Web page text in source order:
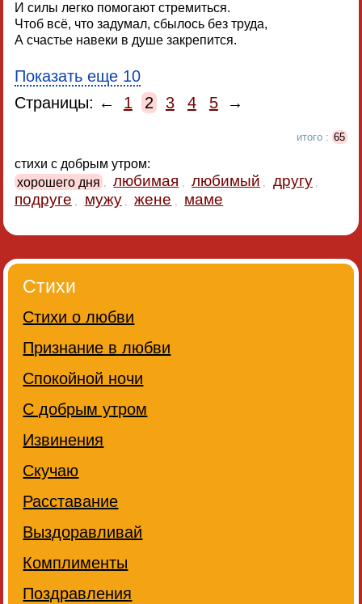
И силы легко помогают стремиться.
Чтоб всё, что задумал, сбылось без труда,
А счастье навеки в душе закрепится.
Показать еще 10
Страницы: ←
1 2 3 4 5 →
итого : 65
стихи с добрым утром:
хорошего дня , любимая , любимый , другу ,
подруге , мужу , жене , маме
Стихи
Стихи о любви
Признание в любви
Спокойной ночи
С добрым утром
Извинения
Скучаю
Расставание
Выздоравливай
Комплименты
Поздравления